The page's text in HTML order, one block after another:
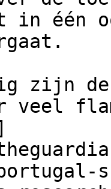
één
zijn
veel